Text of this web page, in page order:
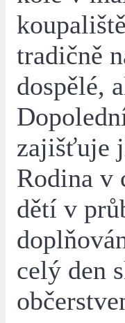
tradičně
dospělé,
zajišťuje
Rodina v
dětí v
celý den